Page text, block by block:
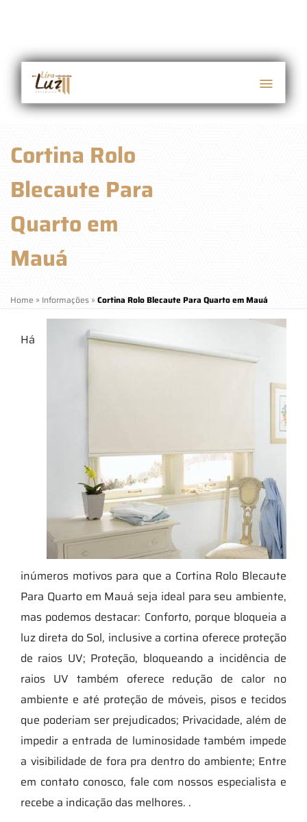
Cortina Rolo
Blecaute Para
Quarto em
Mauá
Home » Informações » Cortina Rolo Blecaute Para Quarto em Mauá
Há
inúmeros motivos para que a Cortina Rolo Blecaute
Para Quarto em Mauá seja ideal para seu ambiente,
mas podemos destacar: Conforto, porque bloqueia a
luz direta do Sol, inclusive a cortina oferece proteção
de raios UV; Proteção, bloqueando a incidência de
raios UV também oferece redução de calor no
ambiente e até proteção de móveis, pisos e tecidos
que poderiam ser prejudicados; Privacidade, além de
impedir a entrada de luminosidade também impede
a visibilidade de fora pra dentro do ambiente; Entre
em contato conosco, fale com nossos especialista e
recebe a indicação das melhores. .